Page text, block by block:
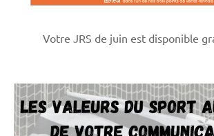
Votre JRS de juin est disponible